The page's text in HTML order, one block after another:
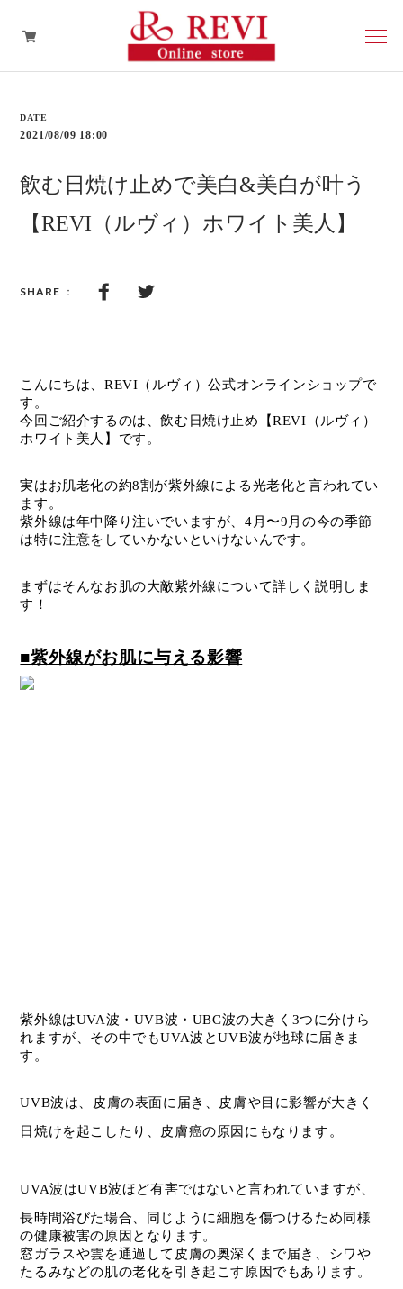
スキンケア
ヘアケア
飲む日焼け止めで美白&美白が叶う
【REVI（ルヴィ）ホワイト美人】
2021/08/09 18:00
こんにちは、REVI（ルヴィ）公式オンラインショップで
す。
今回ご紹介するのは、飲む日焼け止め【REVI（ルヴィ）
ホワイト美人】です。
実はお肌老化の約8割が紫外線による光老化と言われてい
ます。
紫外線は年中降り注いでいますが、4月〜9月の今の季節
は特に注意をしていかないといけないんです。
まずはそんなお肌の大敵紫外線について詳しく説明しま
す！
■紫外線がお肌に与える影響
紫外線はUVA波・UVB波・UBC波の大きく3つに分けら
れますが、その中でもUVA波とUVB波が地球に届きま
す。
UVB波は、皮膚の表面に届き、皮膚や目に影響が大きく
日焼けを起こしたり、皮膚癌の原因にもなります。
UVA波はUVB波ほど有害ではないと言われていますが、
長時間浴びた場合、同じように細胞を傷つけるため同様
の健康被害の原因となります。
窓ガラスや雲を通過して皮膚の奥深くまで届き、シワや
たるみなどの肌の老化を引き起こす原因でもあります。